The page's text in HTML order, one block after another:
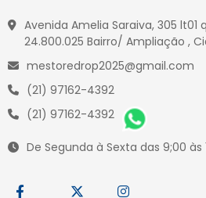
Avenida Amelia Saraiva, 305 lt01
24.800.025 Bairro/ Ampliação ,
mestoredrop2025@gmail.com
(21) 97162-4392
(21) 97162-4392
De Segunda à Sexta das 9;00 às